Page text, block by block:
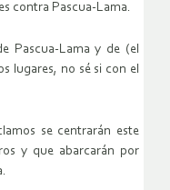
contra Pascua-Lama.
Pascua-Lama y de (el
lugares, no sé si con el
se centrarán este
y que abarcarán por